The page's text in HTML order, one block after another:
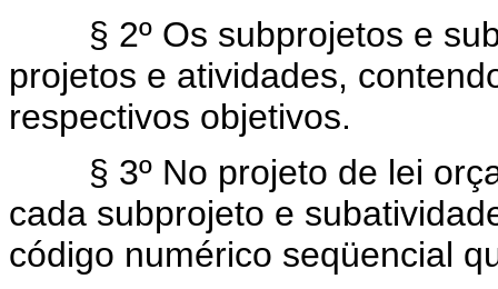
§ 2º Os subprojetos e
projetos e atividades,
respectivos objetivos.
§ 3º No projeto de lei
cada subprojeto e
código numérico seqüencial